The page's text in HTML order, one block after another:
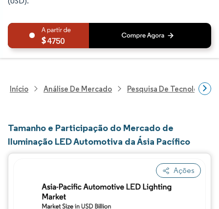
4750
Início Análise De Mercado Pesquisa De Tecnologia,
Tamanho e Participação do Mercado de
Iluminação LED Automotiva da Ásia Pacífico
Ações